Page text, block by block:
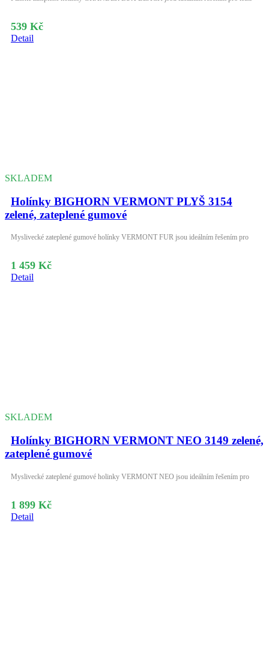
539 Kč
Detail
SKLADEM
Holínky BIGHORN VERMONT PLYŠ 3154
zelené, zateplené gumové
Myslivecké zateplené gumové holínky VERMONT FUR jsou ideálním řešením pro
1 459 Kč
Detail
SKLADEM
Holínky BIGHORN VERMONT NEO 3149 zelené,
zateplené gumové
Myslivecké zateplené gumové holinky VERMONT NEO jsou ideálním řešením pro
1 899 Kč
Detail